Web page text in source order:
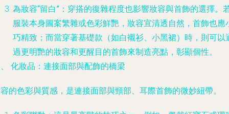
為妝容“留白” ：穿搭的復雜程度也影響妝容與首飾的選擇。
服裝本身圖案繁雜或色彩鮮艷，妝容宜清透自然，首飾也應
巧精致；而當穿著基礎款（如白襯衫、小黑裙）時，則可以
過更明艷的妝容和更醒目的首飾來制造亮點，彰顯個性。
化妝品：連接面部與配飾的橋梁
的色彩與質感，是連接面部與頸部、耳際首飾的微妙紐帶。